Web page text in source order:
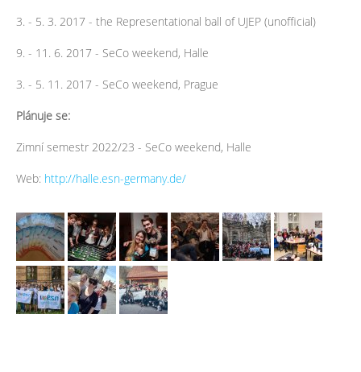
3. - 5. 3. 2017 - the Representational ball of UJEP (unofficial)
9. - 11. 6. 2017 - SeCo weekend, Halle
3. - 5. 11. 2017 - SeCo weekend, Prague
Plánuje se:
Zimní semestr 2022/23 - SeCo weekend, Halle
Web: http://halle.esn-germany.de/